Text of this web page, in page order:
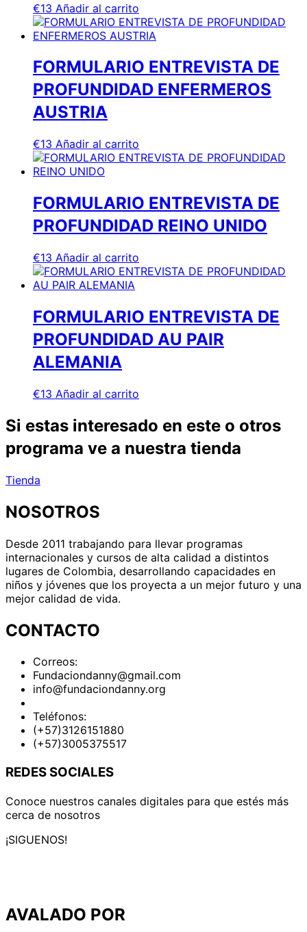
€13 Añadir al carrito
FORMULARIO ENTREVISTA DE
PROFUNDIDAD ENFERMEROS
AUSTRIA
€13 Añadir al carrito
FORMULARIO ENTREVISTA DE
PROFUNDIDAD REINO UNIDO
€13 Añadir al carrito
FORMULARIO ENTREVISTA DE
PROFUNDIDAD AU PAIR
ALEMANIA
€13 Añadir al carrito
Si estas interesado en este o otros
programa ve a nuestra tienda
Tienda
NOSOTROS
Desde 2011 trabajando para llevar programas
internacionales y cursos de alta calidad a distintos
lugares de Colombia, desarrollando capacidades en
niños y jóvenes que los proyecta a un mejor futuro y una
mejor calidad de vida.
CONTACTO
Correos:
Fundaciondanny@gmail.com
info@fundaciondanny.org
Teléfonos:
(+57)3126151880
(+57)3005375517
REDES SOCIALES
Conoce nuestros canales digitales para que estés más
cerca de nosotros
¡SIGUENOS!
AVALADO POR